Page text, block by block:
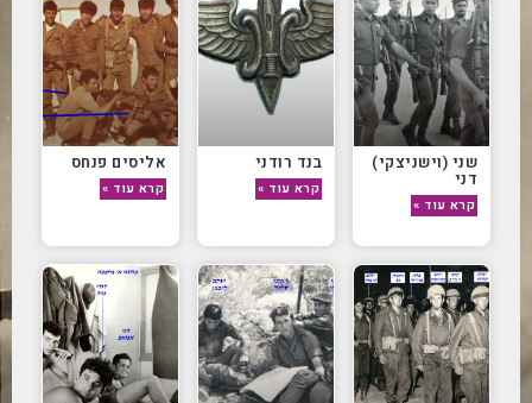
שני (וישניצקי)
דני
קרא עוד »
בנד רודני
קרא עוד »
אליסים פנחס
קרא עוד »